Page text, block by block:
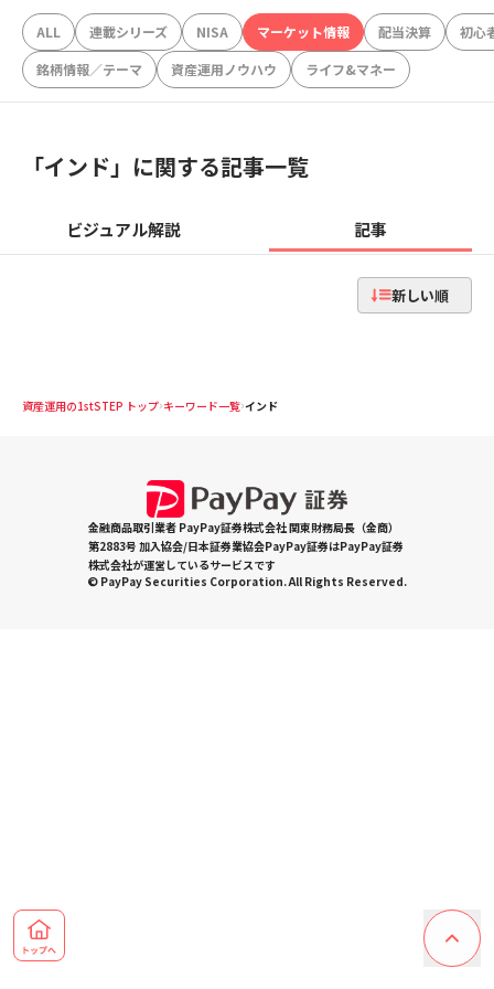
ALL 連載シリーズ NISA マーケット情報 配当決算
初心
銘柄情報／テーマ
資産運用ノウハウ ライフ&マネー
「インド」に関する記事一覧
ビジュアル解説 記事
新しい順
資産運用の1stSTEP トップ キーワード一覧 インド
金融商品取引業者 PayPay証券株式会社 関東財務局長（金商）
第2883号 加入協会/日本証券業協会PayPay証券はPayPay証券
株式会社が運営しているサービスです
© PayPay Securities Corporation. All Rights Reserved.